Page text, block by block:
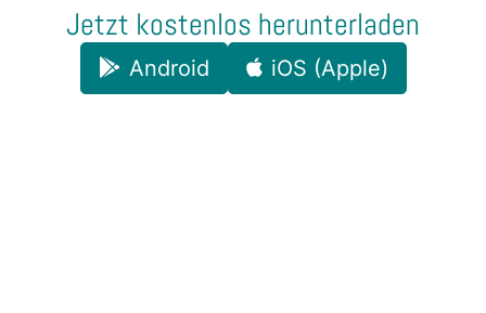
Jetzt kostenlos herunterladen
Android iOS (Apple)